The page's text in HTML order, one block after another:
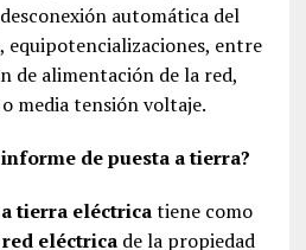
automática del
, equipotencializaciones, entre
de alimentación de la red,
media tensión voltaje.
de puesta a tierra?
tierra eléctricatiene como
eléctricade la propiedad